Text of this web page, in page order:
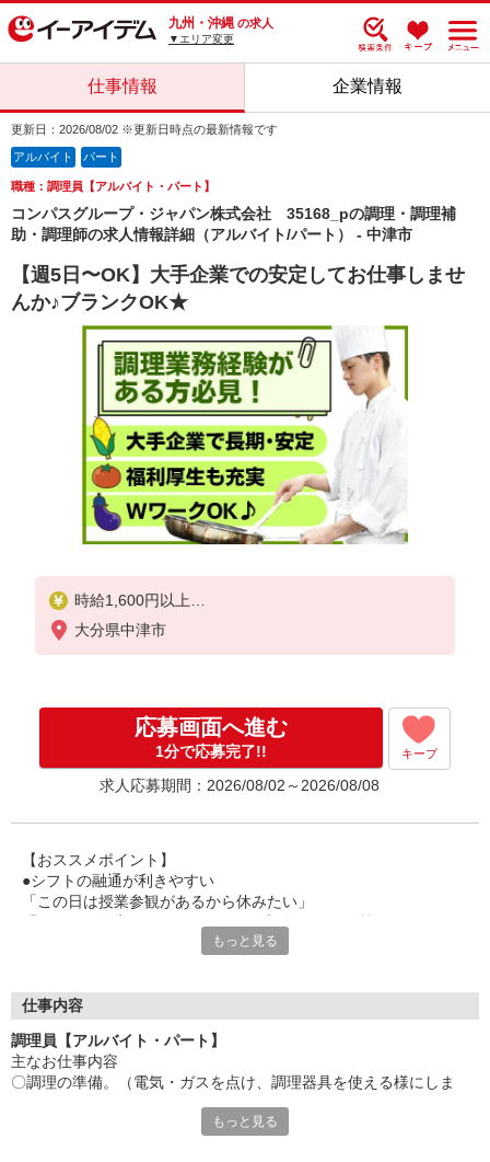
九州・沖縄 の求人
▼エリア変更
仕事情報 企業情報
更新日：2026/08/02 ※更新日時点の最新情報です
アルバイト パート
職種：調理員【アルバイト・パート】
コンパスグループ・ジャパン株式会社 35168_pの調理・調理補
助・調理師の求人情報詳細（アルバイト/パート） - 中津市
【週5日〜OK】大手企業での安定してお仕事しませ
んか♪ブランクOK★
時給1,600円以上
試用期間中 時給1,600円以上(試用期間2ヶ月)
残業が発生した場合、残業代を1分単位で別途支給し
大分県中津市
応募画面へ進む
1分で応募完了!! キープ
求人応募期間：2026/08/02～2026/08/08
【おススメポイント】
●シフトの融通が利きやすい
「この日は授業参観があるから休みたい」
家庭や趣味の都合にも柔軟に対応しますので、お気軽にご相談く
●20代〜50代の幅広い年代のスタッフが活躍中
躍中
●安心の教育体制
入社後は先輩たちが優しくフォローしながら進めますので、
安心してお仕事を始められます。
もっと見る
仕事内容
調理員【アルバイト・パート】
主なお仕事内容
〇調理の準備。（電気・ガスを点け、調理器具を使える様にしま
〇食材の確認と下ごしらえ（献立に合わせて皮むき等、下ごしらえ
もっと見る